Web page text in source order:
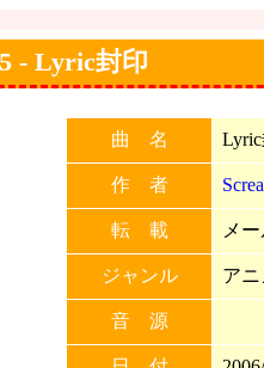
- Lyric封印
曲 名
作 者
転 載 メ
ジャンル ア
音 源